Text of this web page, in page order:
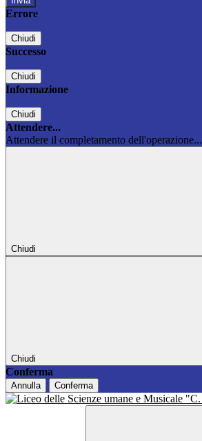
Errore
Chiudi
Successo
Chiudi
Informazione
Chiudi
Attendere...
Attendere il completamento dell'operazione...
Chiudi
Chiudi
Conferma
Annulla Conferma